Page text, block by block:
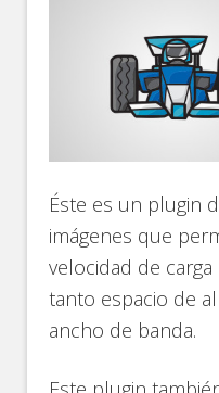
Éste es un plugin
imágenes que
velocidad de
tanto espacio de
ancho de banda.